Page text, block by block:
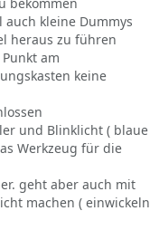
kleine Dummys
heraus zu führen
am
keine
und Blinklicht ( blaue
Werkzeug für die
geht aber auch mit
machen ( einwickeln